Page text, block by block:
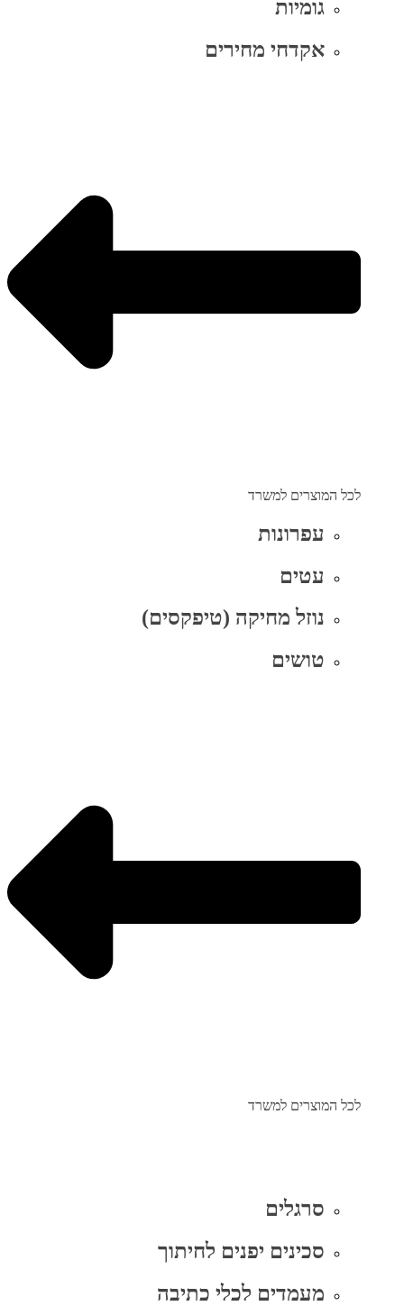
גומיות
אקדחי מחירים
לכל המוצרים למשרד
עפרונות
עטים
נוזל מחיקה (טיפקסים)
טושים
לכל המוצרים למשרד
סרגלים
סכינים יפנים לחיתוך
מעמדים לכלי כתיבה